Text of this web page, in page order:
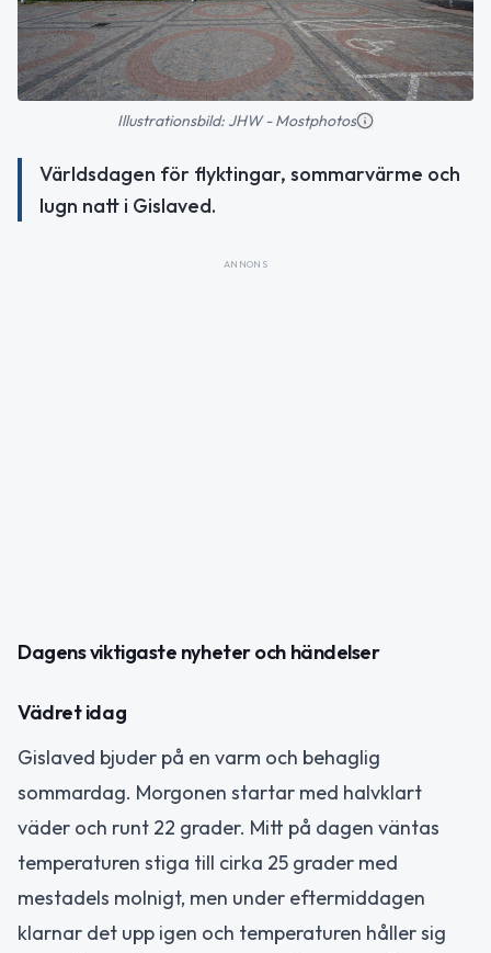
Illustrationsbild: JHW - Mostphotos
Världsdagen för flyktingar, sommarvärme och
lugn natt i Gislaved.
ANNONS
Dagens viktigaste nyheter och händelser
Vädret idag
Gislaved bjuder på en varm och behaglig
sommardag. Morgonen startar med halvklart
väder och runt 22 grader. Mitt på dagen väntas
temperaturen stiga till cirka 25 grader med
mestadels molnigt, men under eftermiddagen
klarnar det upp igen och temperaturen håller sig